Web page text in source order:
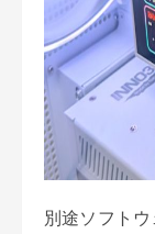
別途ソフト